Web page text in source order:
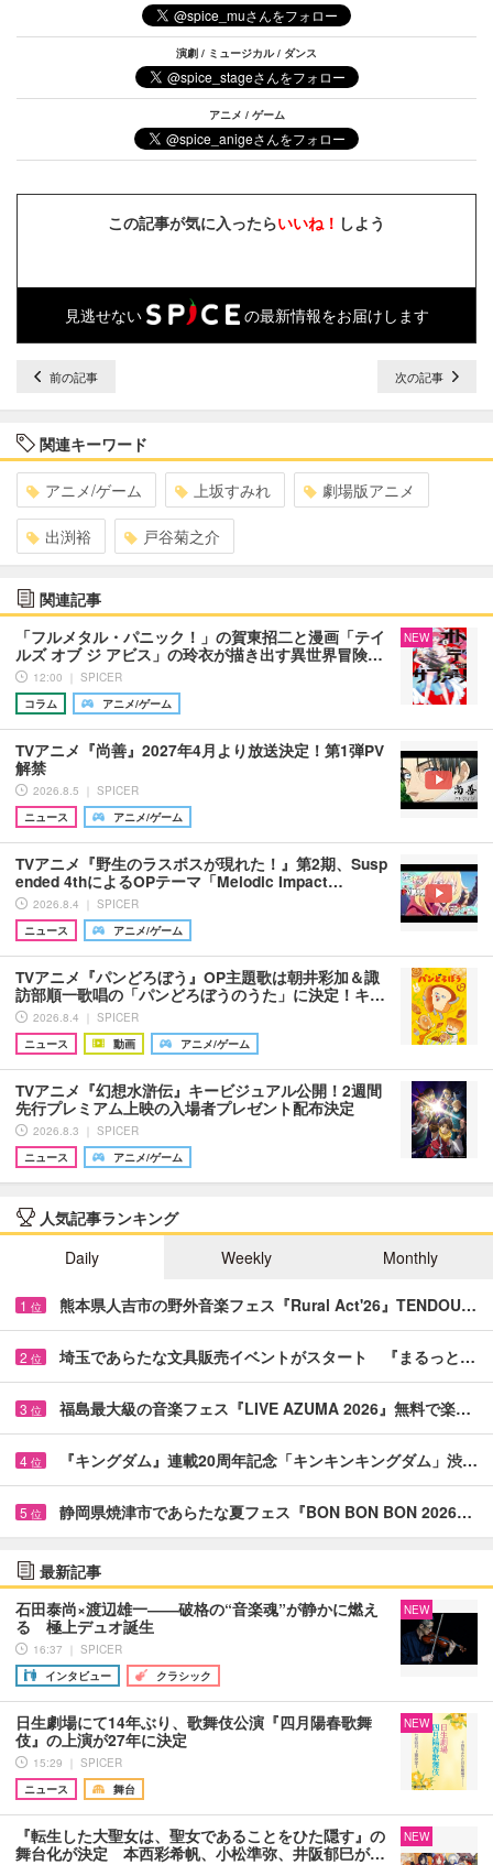
演劇 / ミュージカル / ダンス
アニメ / ゲーム
この記事が気に入ったらいいね！ しよう
見逃せない の最新情報をお届けします
前の記事 次の記事
関連キーワード
アニメ/ゲーム 上坂すみれ 劇場版アニメ
出渕裕 戸谷菊之介
関連記事
「フルメタル・パニック！」の賀東招二と漫画「テイ
ルズ オブ ジ アビス」の玲衣が描き出す異世界冒険…
12:00 ｜ SPICER
コラム
アニメ/ゲーム
NEW
TVアニメ『尚善』2027年4月より放送決定！第1弾PV
解禁
2026.8.5 ｜ SPICER
ニュース
アニメ/ゲーム
TVアニメ『野生のラスボスが現れた！』第2期、Susp
ended 4thによるOPテーマ「Melodic Impact…
2026.8.4 ｜ SPICER
ニュース
アニメ/ゲーム
TVアニメ『パンどろぼう』OP主題歌は朝井彩加＆諏
訪部順一歌唱の「パンどろぼうのうた」に決定！キ…
2026.8.4 ｜ SPICER
ニュース
動画 アニメ/ゲーム
TVアニメ『幻想水滸伝』キービジュアル公開！2週間
先行プレミアム上映の入場者プレゼント配布決定
2026.8.3 ｜ SPICER
ニュース
アニメ/ゲーム
人気記事ランキング
Daily
Weekly Monthly
1 位 熊本県人吉市の野外音楽フェス『Rural Act'26』TENDOU…
2 位 埼玉であらたな文具販売イベントがスタート 『まるっと…
3 位 福島最大級の音楽フェス『LIVE AZUMA 2026』無料で楽…
4 位 『キングダム』連載20周年記念「キンキンキングダム」渋…
5 位 静岡県焼津市であらたな夏フェス『BON BON BON 2026…
最新記事
石田泰尚×渡辺雄一――破格の“音楽魂”が静かに燃え
る 極上デュオ誕生
16:37 ｜ SPICER
インタビュー
クラシック
NEW
日生劇場にて14年ぶり、歌舞伎公演『四月陽春歌舞
伎』の上演が27年に決定
15:29 ｜ SPICER
ニュース
舞台
NEW
『転生した大聖女は、聖女であることをひた隠す』の
舞台化が決定 本西彩希帆、小松準弥、井阪郁巳が…
NEW